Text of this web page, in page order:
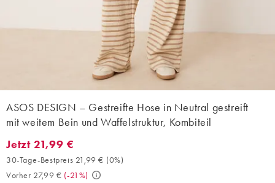
ASOS DESIGN – Gestreifte Hose in Neutral gestreift
mit weitem Bein und Waffelstruktur, Kombiteil
Jetzt 21,99 €. 30-Tage-Bestpreis 21,99 € (0%). Vorher 27,99 €.
Jetzt 21,99 €
30-Tage-Bestpreis 21,99 € (0%)
Vorher 27,99 € (-21%)